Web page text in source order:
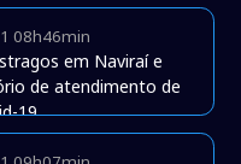
08h46min
em Naviraí e
de atendimento de
19